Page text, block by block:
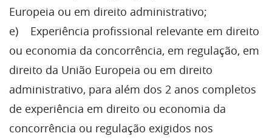
Europeia ou em direito administrativo;
e) Experiência profissional relevante em direito
ou economia da concorrência, em regulação, em
direito da União Europeia ou em direito
administrativo, para além dos 2 anos completos
de experiência em direito ou economia da
concorrência ou regulação exigidos nos